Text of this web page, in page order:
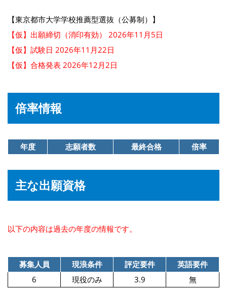
【東京都市大学学校推薦型選抜（公募制）】
【仮】出願締切（消印有効） 2026年11月5日
【仮】試験日 2026年11月22日
【仮】合格発表 2026年12月2日
倍率情報
年度 志願者数 最終合格 倍率
主な出願資格
以下の内容は過去の年度の情報です。
募集人員 現浪条件 評定要件
英語要件
6
現役のみ 3.9 無